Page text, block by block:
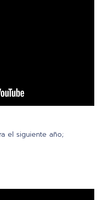
el siguiente año;